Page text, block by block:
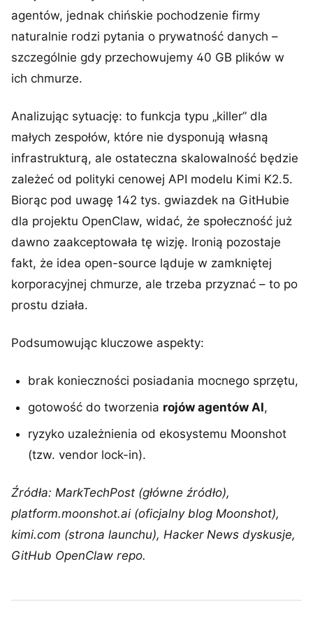
agentów, jednak chińskie pochodzenie firmy
naturalnie rodzi pytania o prywatność danych –
szczególnie gdy przechowujemy 40 GB plików w
ich chmurze.
Analizując sytuację: to funkcja typu „killer” dla
małych zespołów, które nie dysponują własną
infrastrukturą, ale ostateczna skalowalność będzie
zależeć od polityki cenowej API modelu Kimi K2.5.
Biorąc pod uwagę 142 tys. gwiazdek na GitHubie
dla projektu OpenClaw, widać, że społeczność już
dawno zaakceptowała tę wizję. Ironią pozostaje
fakt, że idea open-source ląduje w zamkniętej
korporacyjnej chmurze, ale trzeba przyznać – to po
prostu działa.
Podsumowując kluczowe aspekty:
brak konieczności posiadania mocnego sprzętu,
gotowość do tworzenia rojów agentów AI,
ryzyko uzależnienia od ekosystemu Moonshot
(tzw. vendor lock-in).
Źródła: MarkTechPost (główne źródło),
platform.moonshot.ai (oficjalny blog Moonshot),
kimi.com (strona launchu), Hacker News dyskusje,
GitHub OpenClaw repo.